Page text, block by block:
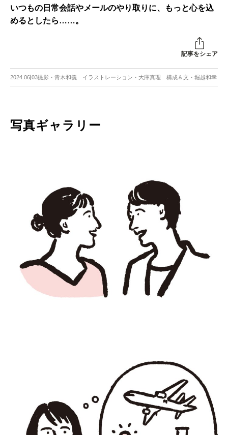
いつもの日常会話やメールのやり取りに、もっと心を込
めるとしたら……。
記事をシェア
2024.06.03撮影・青木和義 イラストレーション・大庫真理 構成＆文・堀越和幸
写真ギャラリー